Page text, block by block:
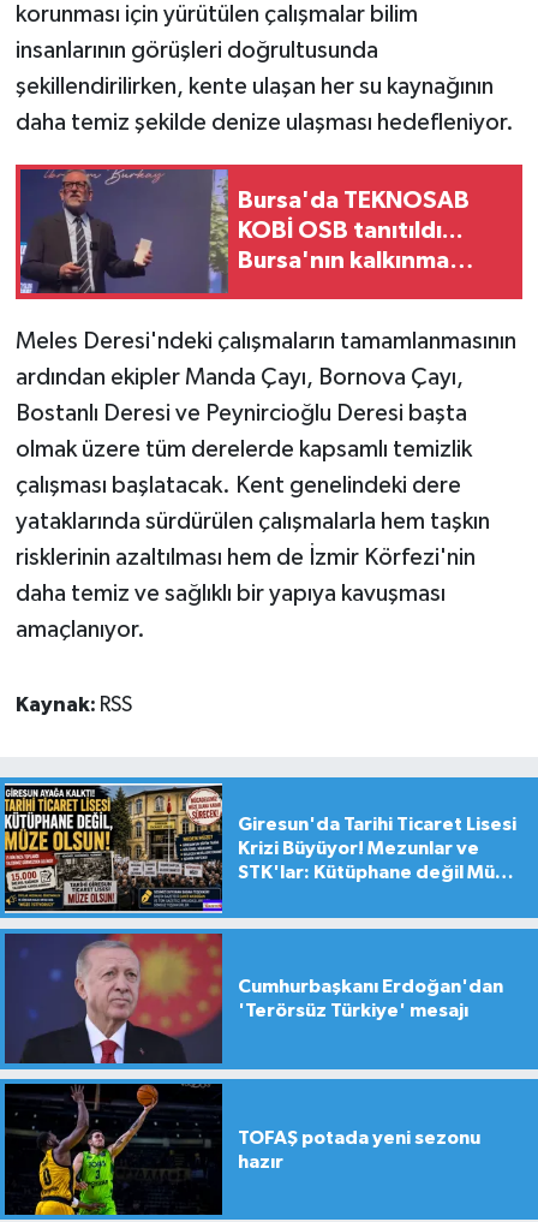
korunması için yürütülen çalışmalar bilim
insanlarının görüşleri doğrultusunda
şekillendirilirken, kente ulaşan her su kaynağının
daha temiz şekilde denize ulaşması hedefleniyor.
Bursa'da TEKNOSAB
KOBİ OSB tanıtıldı...
Bursa'nın kalkınma
Meles Deresi'ndeki çalışmaların tamamlanmasının
ardından ekipler Manda Çayı, Bornova Çayı,
Bostanlı Deresi ve Peynircioğlu Deresi başta
olmak üzere tüm derelerde kapsamlı temizlik
çalışması başlatacak. Kent genelindeki dere
yataklarında sürdürülen çalışmalarla hem taşkın
risklerinin azaltılması hem de İzmir Körfezi'nin
daha temiz ve sağlıklı bir yapıya kavuşması
amaçlanıyor.
Kaynak: RSS
Giresun'da Tarihi Ticaret Lisesi
Krizi Büyüyor! Mezunlar ve
STK'lar: Kütüphane değil Müze
Cumhurbaşkanı Erdoğan'dan
'Terörsüz Türkiye' mesajı
TOFAŞ potada yeni sezonu
hazır